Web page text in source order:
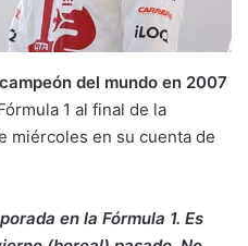
campeón del mundo en 2007
1 al final de la
miércoles en su cuenta de
en la Fórmula 1. Es